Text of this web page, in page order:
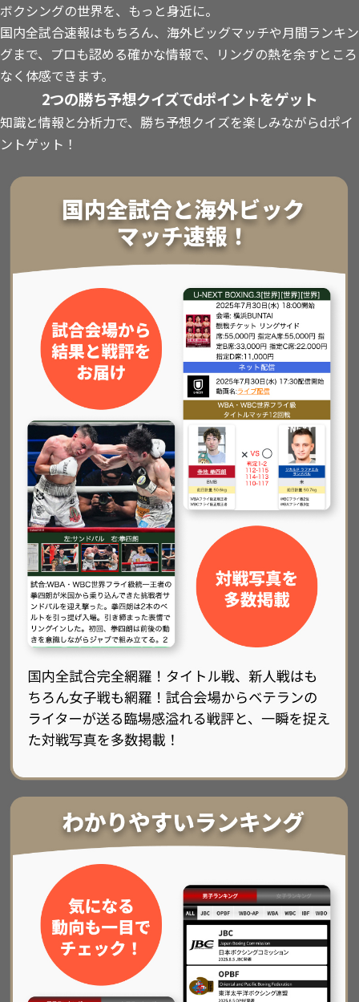
ボクシングの世界を、もっと身近に。
国内全試合速報はもちろん、海外ビッグマッチや月間ランキン
グまで、プロも認める確かな情報で、リングの熱を余すところ
なく体感できます。
2つの勝ち予想クイズでdポイントをゲット
知識と情報と分析力で、勝ち予想クイズを楽しみながらdポイ
ントゲット！